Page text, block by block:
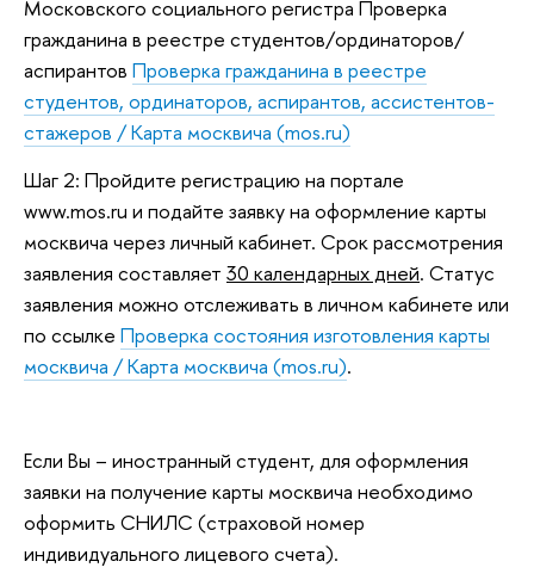
Московского социального регистра Проверка
гражданина в реестре студентов/ординаторов/
аспирантов Проверка гражданина в реестре
студентов, ординаторов, аспирантов, ассистентов-
стажеров / Карта москвича (mos.ru)
Шаг 2: Пройдите регистрацию на портале
www.mos.ru и подайте заявку на оформление карты
москвича через личный кабинет. Срок рассмотрения
заявления составляет 30 календарных дней. Статус
заявления можно отслеживать в личном кабинете или
по ссылке Проверка состояния изготовления карты
москвича / Карта москвича (mos.ru).
Если Вы – иностранный студент, для оформления
заявки на получение карты москвича необходимо
оформить СНИЛС (страховой номер
индивидуального лицевого счета).